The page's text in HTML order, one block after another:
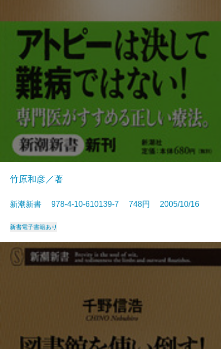
竹原和彦／著
新潮新書 978-4-10-610139-7 748円 2005/10/16
新書電子書籍あり